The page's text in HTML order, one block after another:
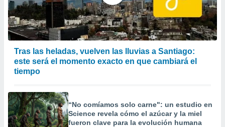
Tras las heladas, vuelven las lluvias a Santiago:
este será el momento exacto en que cambiará el
tiempo
“No comíamos solo carne": un estudio en
Science revela cómo el azúcar y la miel
fueron clave para la evolución humana